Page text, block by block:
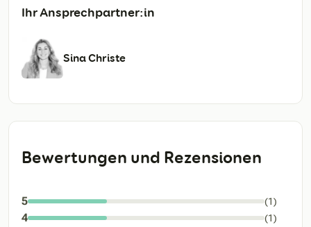
Bewertungen und Rezensionen
5 (1)
4 (1)
Ihr Ansprechpartner:in
Sina Christe